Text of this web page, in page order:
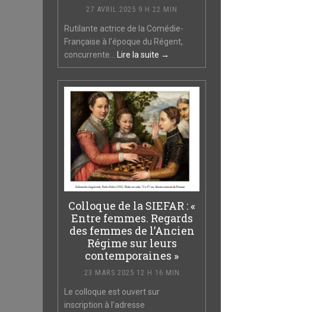
27 AVRIL 2025 9 H 22 MIN
Rutilante actrice de la Comédie-
Française à l’époque du Régent,
concurrente... Lire la suite →
Colloque de la SIEFAR : «
Entre femmes. Regards
des femmes de l’Ancien
Régime sur leurs
contemporaines »
23 MARS 2025 12 H 16 MIN
Le colloque est ouvert sur
inscription à l’adresse